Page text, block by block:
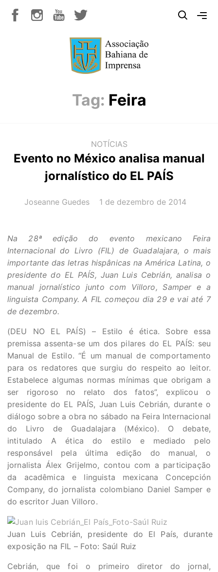
Tag: Feira
NOTÍCIAS
Evento no México analisa manual
jornalístico do EL PAÍS
AUTOR(A):
Joseanne Guedes DATA:
1 de dezembro de 2014
Na 28ª edição do evento mexicano Feira
Internacional do Livro (FIL) de Guadalajara, o mais
importante das letras hispânicas na América Latina, o
presidente do EL PAÍS, Juan Luis Cebrián, analisa o
manual jornalístico junto com Villoro, Samper e a
linguista Company. A FIL começou dia 29 e vai até 7
de dezembro.
(DEU NO EL PAÍS) – Estilo é ética. Sobre essa
premissa assenta-se um dos pilares do EL PAÍS: seu
Manual de Estilo. “É um manual de comportamento
para os redatores que surgiu do respeito ao leitor.
Estabelece algumas normas mínimas que obrigam a
ser rigoroso no relato dos fatos”, explicou o
presidente do EL PAÍS, Juan Luis Cebrián, durante o
diálogo sobre a obra no sábado na Feira Internacional
do Livro de Guadalajara (México). O debate,
intitulado A ética do estilo e mediado pelo
responsável pela última edição do manual, o
jornalista Álex Grijelmo, contou com a participação
da acadêmica e linguista mexicana Concepción
Company, do jornalista colombiano Daniel Samper e
do escritor Juan Villoro.
Juan Luis Cebrián, presidente do El País, durante
exposição na FIL – Foto: Saúl Ruiz
Cebrián, que foi o primeiro diretor do jornal,